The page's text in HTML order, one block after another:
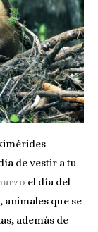
de vestir a tu
el día del
animales que se
además de